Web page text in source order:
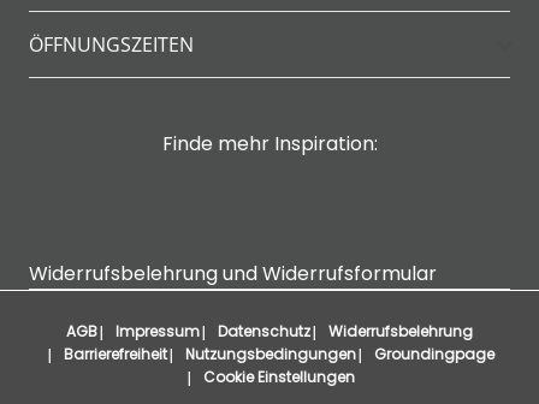
ÖFFNUNGSZEITEN
Finde mehr Inspiration:
Widerrufsbelehrung und Widerrufsformular
AGB Impressum Datenschutz
Widerrufsbelehrung
Barrierefreiheit
Nutzungsbedingungen
Groundingpage
Cookie Einstellungen